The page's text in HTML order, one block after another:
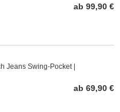
ab 99,90 €
Jeans Swing-Pocket |
ab 69,90 €